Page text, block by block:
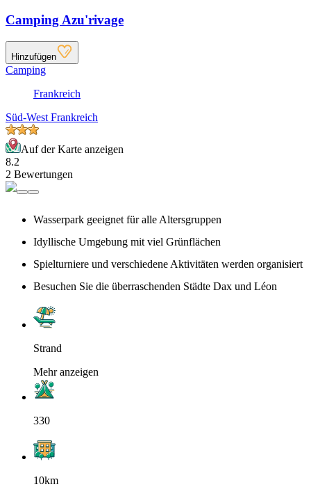
Camping Azu'rivage
Hinzufügen
Camping
Frankreich
Süd-West Frankreich
Auf der Karte anzeigen
8.2
2 Bewertungen
Wasserpark geeignet für alle Altersgruppen
Idyllische Umgebung mit viel Grünflächen
Spielturniere und verschiedene Aktivitäten werden organisiert
Besuchen Sie die überraschenden Städte Dax und Léon
Strand
Mehr anzeigen
330
10km